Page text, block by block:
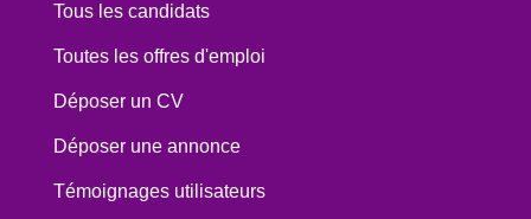
Tous les candidats
Toutes les offres d'emploi
Déposer un CV
Déposer une annonce
Témoignages utilisateurs